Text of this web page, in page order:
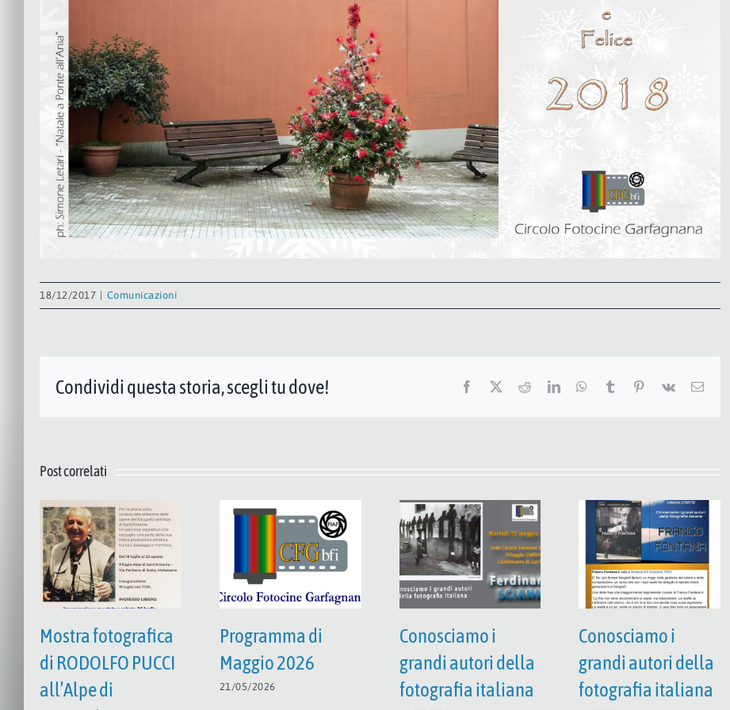
18/12/2017 Comunicazioni
Condividi questa storia, scegli tu dove! Facebook RedditLinkedInWhatsApp
Tumblr Pinterest
Vk Email
Post correlati
Mostra fotografica
di RODOLFO PUCCI
all’Alpe di
Programma di
Maggio 2026
21/05/2026
Conosciamo i
grandi autori della
fotografia italiana
Conosciamo i
grandi autori della
fotografia italiana